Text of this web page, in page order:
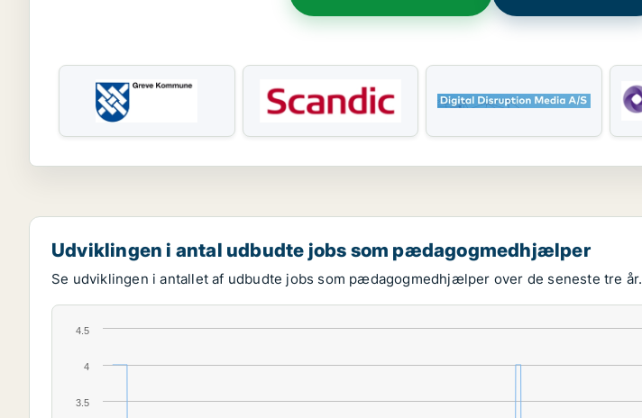
Udviklingen i antal udbudte jobs som pædagogmedhjælper
Se udviklingen i antallet af udbudte jobs som pædagogmedhjælper over de seneste tre år.
3.5
4
4.5